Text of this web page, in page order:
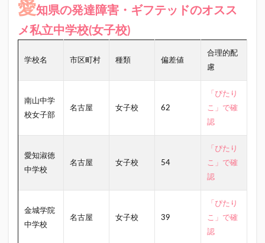
愛知県の発達障害・ギフテッドのオスス
メ私立中学校(女子校)
学校名 市区町村 種類 偏差値
合理的配
慮
南山中学
校女子部
名古屋 女子校 62
「ぴたり
こ」で確
認
愛知淑徳
中学校
名古屋 女子校 54
「ぴたり
こ」で確
認
金城学院
中学校
名古屋 女子校 39
「ぴたり
こ」で確
認